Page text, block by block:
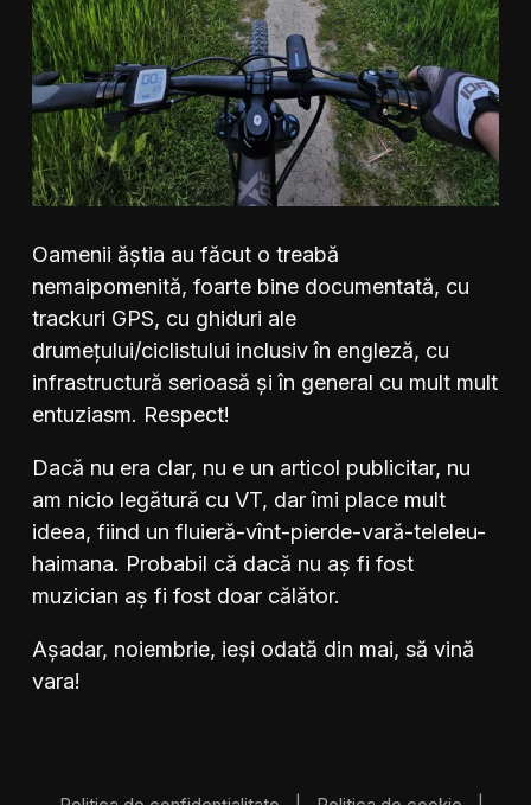
Oamenii ăștia au făcut o treabă
nemaipomenită, foarte bine documentată, cu
trackuri GPS, cu ghiduri ale
drumețului/ciclistului inclusiv în engleză, cu
infrastructură serioasă și în general cu mult mult
entuziasm. Respect!
Dacă nu era clar, nu e un articol publicitar, nu
am nicio legătură cu VT, dar îmi place mult
ideea, fiind un fluieră-vînt-pierde-vară-teleleu-
haimana. Probabil că dacă nu aș fi fost
muzician aș fi fost doar călător.
Așadar, noiembrie, ieși odată din mai, să vină
vara!